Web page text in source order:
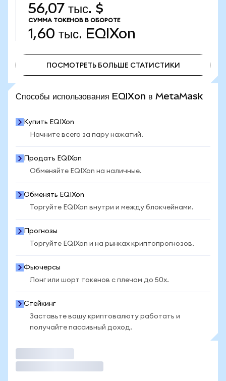
56,07 тыс. $
СУММА ТОКЕНОВ В ОБОРОТЕ
1,60 тыс. EQIXon
ПОСМОТРЕТЬ БОЛЬШЕ СТАТИСТИКИ
Способы использования EQIXon в MetaMask
Купить EQIXon
Начните всего за пару нажатий.
Продать EQIXon
Обменяйте EQIXon на наличные.
Обменять EQIXon
Торгуйте EQIXon внутри и между блокчейнами.
Прогнозы
Торгуйте EQIXon и на рынках криптопрогнозов.
Фьючерсы
Лонг или шорт токенов с плечом до 50x.
Стейкинг
Заставьте вашу криптовалюту работать и
получайте пассивный доход.